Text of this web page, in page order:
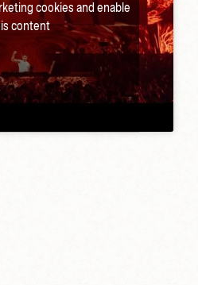
cookies and enable
content